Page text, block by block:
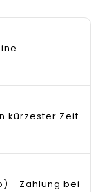
kürzester Zeit
- Zahlung bei